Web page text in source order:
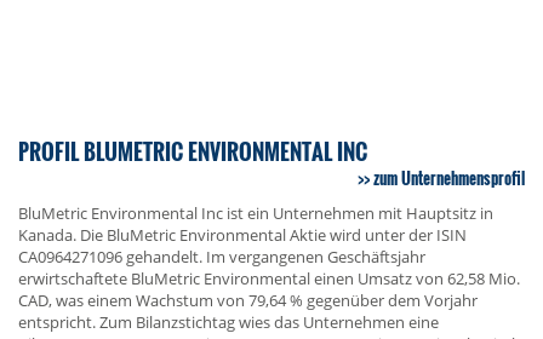
PROFIL BLUMETRIC ENVIRONMENTAL INC
zum Unternehmensprofil
BluMetric Environmental Inc ist ein Unternehmen mit Hauptsitz in
Kanada. Die BluMetric Environmental Aktie wird unter der ISIN
CA0964271096 gehandelt. Im vergangenen Geschäftsjahr
erwirtschaftete BluMetric Environmental einen Umsatz von 62,58 Mio.
CAD, was einem Wachstum von 79,64 % gegenüber dem Vorjahr
entspricht. Zum Bilanzstichtag wies das Unternehmen eine